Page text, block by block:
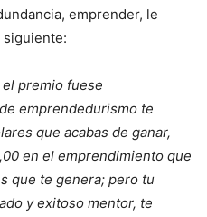
emprender, le
siguiente:
premio fuese
emprendedurismo te
que acabas de ganar,
en el emprendimiento que
que te genera; pero tu
y exitoso mentor, te